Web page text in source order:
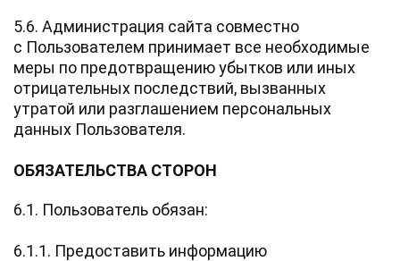
5.6. Администрация сайта совместно
с Пользователем принимает все необходимые
меры по предотвращению убытков или иных
отрицательных последствий, вызванных
утратой или разглашением персональных
данных Пользователя.
ОБЯЗАТЕЛЬСТВА СТОРОН
6.1. Пользователь обязан:
6.1.1. Предоставить информацию